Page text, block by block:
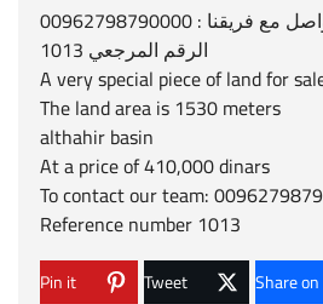
مع فريقنا : 00962798790000
الرقم المرجعي 1013
A very special piece of land for
The land area is 1530 meters
althahir basin
At a price of 410,000 dinars
To contact our team:
Reference number 1013
Share
Tweet
Pin it